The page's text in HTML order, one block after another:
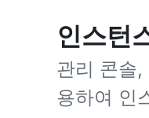
인스턴
관리 콘솔
용하여 인